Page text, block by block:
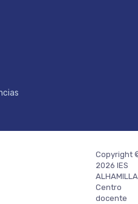
Copyright
2026 IES
Centro
docente